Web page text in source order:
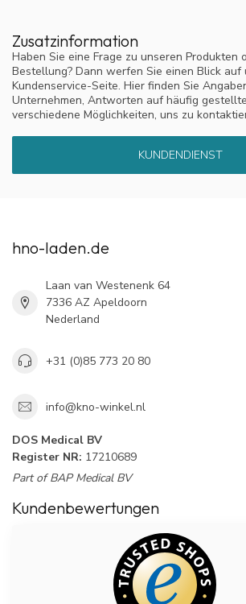
Zusatzinformation
Haben Sie eine Frage zu unseren Produkten
Bestellung? Dann werfen Sie einen Blick auf
Kundenservice-Seite. Hier finden Sie
Unternehmen, Antworten auf häufig
verschiedene Möglichkeiten, uns zu
KUNDENDIENST
hno-laden.de
Laan van Westenenk 64
7336 AZ Apeldoorn
Nederland
+31 (0)85 773 20 80
info@kno-winkel.nl
DOS Medical BV
Register NR: 17210689
Part of BAP Medical BV
Kundenbewertungen